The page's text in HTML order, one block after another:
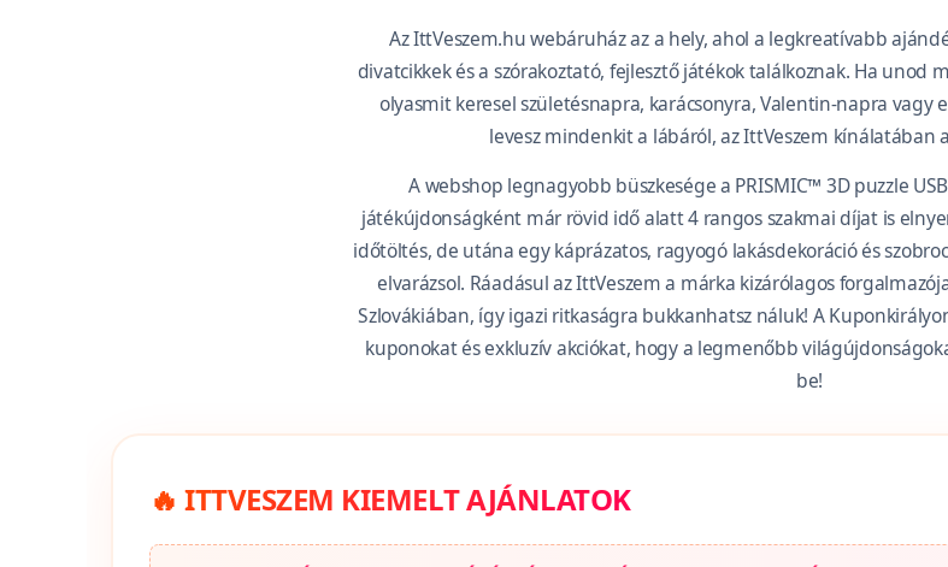
Az IttVeszem.hu webáruház az a hely, ahol a legkreatívabb
divatcikkek és a szórakoztató, fejlesztő játékok találkoznak. Ha unod
olyasmit keresel születésnapra, karácsonyra, Valentin-napra
levesz mindenkit a lábáról, az IttVeszem kínálatában
A webshop legnagyobb büszkesége a PRISMIC™ 3D puzzle
játékújdonságként már rövid idő alatt 4 rangos szakmai díjat is
időtöltés, de utána egy káprázatos, ragyogó lakásdekoráció és
elvarázsol. Ráadásul az IttVeszem a márka kizárólagos